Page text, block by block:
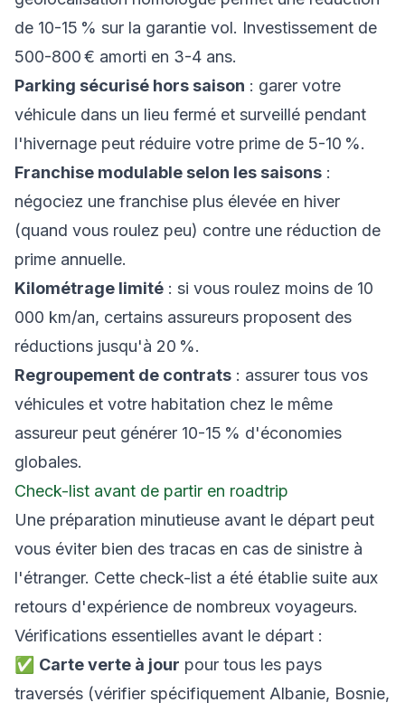
de 10-15 % sur la garantie vol. Investissement de
500-800 € amorti en 3-4 ans.
Parking sécurisé hors saison : garer votre
véhicule dans un lieu fermé et surveillé pendant
l'hivernage peut réduire votre prime de 5-10 %.
Franchise modulable selon les saisons :
négociez une franchise plus élevée en hiver
(quand vous roulez peu) contre une réduction de
prime annuelle.
Kilométrage limité : si vous roulez moins de 10
000 km/an, certains assureurs proposent des
réductions jusqu'à 20 %.
Regroupement de contrats : assurer tous vos
véhicules et votre habitation chez le même
assureur peut générer 10-15 % d'économies
globales.
Check-list avant de partir en roadtrip
Une préparation minutieuse avant le départ peut
vous éviter bien des tracas en cas de sinistre à
l'étranger. Cette check-list a été établie suite aux
retours d'expérience de nombreux voyageurs.
Vérifications essentielles avant le départ :
✅ Carte verte à jour pour tous les pays
traversés (vérifier spécifiquement Albanie, Bosnie,